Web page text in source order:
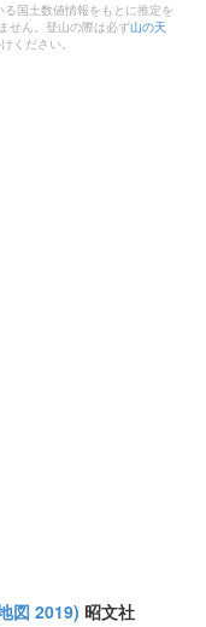
国土数値情報をもとに推定を
せん。登山の際は必ず山の天
ください。
図 2019) 昭文社